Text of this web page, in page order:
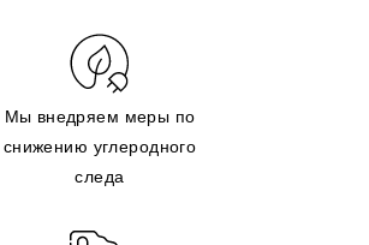
Мы внедряем меры по
снижению углеродного
следа